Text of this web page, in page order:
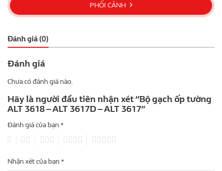
PHỐI CẢNH
Đánh giá (0)
Đánh giá
Chưa có đánh giá nào.
Hãy là người đầu tiên nhận xét “Bộ gạch ốp tường
ALT 3618 – ALT 3617D – ALT 3617”
Đánh giá của bạn*
Nhận xét của bạn*